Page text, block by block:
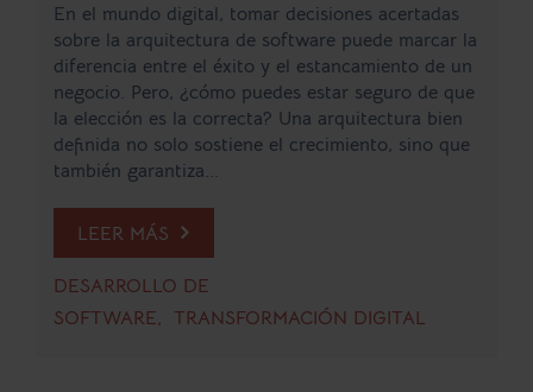
En el mundo digital, tomar decisiones acertadas
sobre la arquitectura de software puede marcar la
diferencia entre el éxito y el estancamiento de un
negocio. Pero, ¿cómo puedes estar seguro de que
la elección es la correcta? Una arquitectura bien
definida no solo sostiene el crecimiento, sino que
también garantiza...
LEER MÁS
DESARROLLO DE
SOFTWARE
TRANSFORMACIÓN DIGITAL